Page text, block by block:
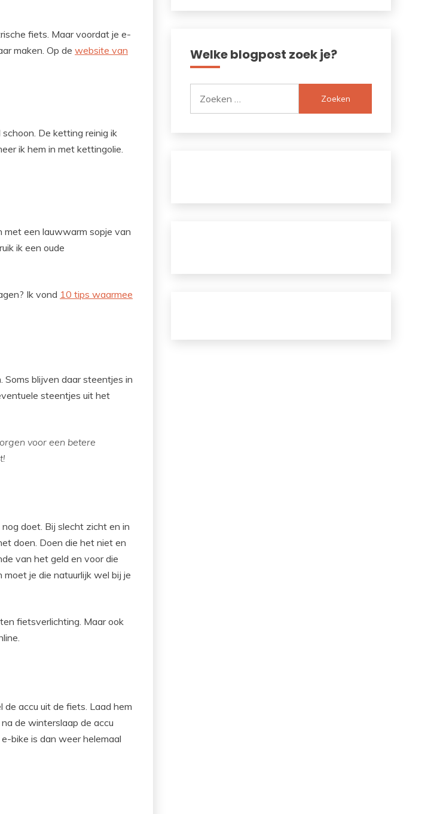
fiets. Maar voordat je e-
maken. Op de website van
De ketting reinig ik
ik hem in met kettingolie.
met een lauwwarm sopje van
ik een oude
Ik vond 10 tips waarmee
Soms blijven daar steentjes in
steentjes uit het
voor een betere
doet. Bij slecht zicht en in
doen. Doen die het niet en
van het geld en voor die
je die natuurlijk wel bij je
fietsverlichting. Maar ook
accu uit de fiets. Laad hem
de winterslaap de accu
bike is dan weer helemaal
Welke blogpost zoek je?
naar: